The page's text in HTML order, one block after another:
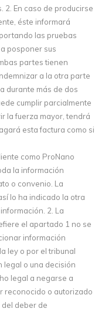
En caso de producirse
éste informará
las pruebas
posponer sus
partes tienen
a la otra parte
durante más de dos
cumplir parcialmente
la fuerza mayor, tendrá
esta factura como si
como ProNano
la información
o convenio. La
lo ha indicado la otra
2. La
el apartado 1 no se
información
ley o por el tribunal
legal o una decisión
legal a negarse a
reconocido o autorizado
deber de